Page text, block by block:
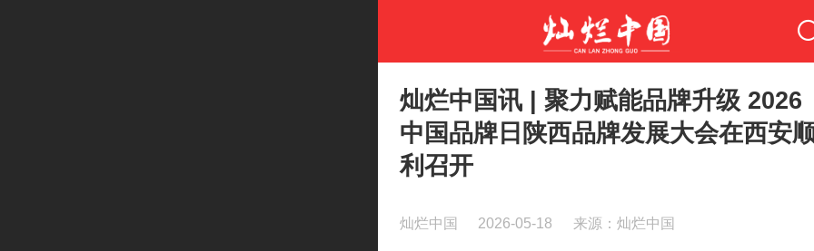
灿烂中国讯 | 聚力赋能品牌升级 2026
中国品牌日陕西品牌发展大会在西安
利召开
灿烂中国 2026-05-18 来源：灿烂中国